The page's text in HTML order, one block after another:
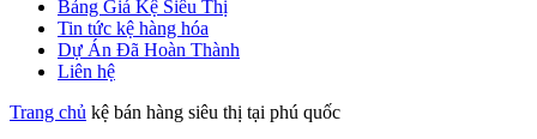
Bảng Giá Kệ Siêu Thị
Tin tức kệ hàng hóa
Dự Án Đã Hoàn Thành
Liên hệ
Trang chủ kệ bán hàng siêu thị tại phú quốc